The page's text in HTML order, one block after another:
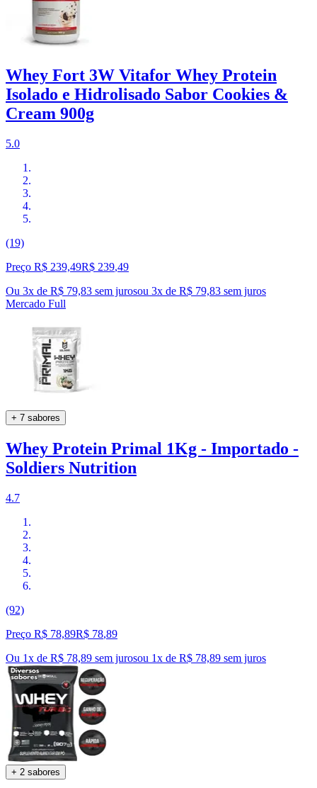
Whey Fort 3W Vitafor Whey Protein
Isolado e Hidrolisado Sabor Cookies &
Cream 900g
5.0
(19)
Preço R$ 239,49R$ 239,49
Ou 3x de R$ 79,83 sem jurosou 3x de R$ 79,83 sem juros
Mercado Full
+ 7 sabores
Whey Protein Primal 1Kg - Importado -
Soldiers Nutrition
4.7
(92)
Preço R$ 78,89R$ 78,89
Ou 1x de R$ 78,89 sem jurosou 1x de R$ 78,89 sem juros
+ 2 sabores